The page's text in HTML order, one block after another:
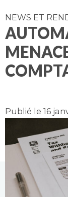
NEWS ET
Publié le 16